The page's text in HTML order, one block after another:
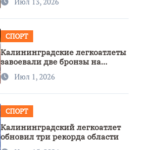
СПОРТ
Калининградские легкоатлеты
завоевали две бронзы на
первенстве России
Июл 1, 2026
СПОРТ
Калининградский легкоатлет
обновил три рекорда области